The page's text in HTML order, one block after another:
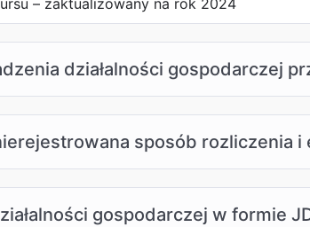
działalności gospodarczej
sposób rozliczenia i
gospodarczej w formie